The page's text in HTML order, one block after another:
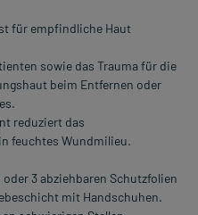
für empfindliche Haut
sowie das Trauma für die
beim Entfernen oder
reduziert das
feuchtes Wundmilieu.
3 abziehbaren Schutzfolien
mit Handschuhen.